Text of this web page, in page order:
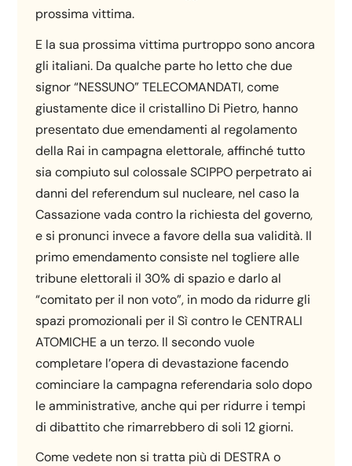
prossima vittima.
E la sua prossima vittima purtroppo sono ancora
gli italiani. Da qualche parte ho letto che due
signor “NESSUNO” TELECOMANDATI, come
giustamente dice il cristallino Di Pietro, hanno
presentato due emendamenti al regolamento
della Rai in campagna elettorale, affinché tutto
sia compiuto sul colossale SCIPPO perpetrato ai
danni del referendum sul nucleare, nel caso la
Cassazione vada contro la richiesta del governo,
e si pronunci invece a favore della sua validità. Il
primo emendamento consiste nel togliere alle
tribune elettorali il 30% di spazio e darlo al
“comitato per il non voto”, in modo da ridurre gli
spazi promozionali per il Sì contro le CENTRALI
ATOMICHE a un terzo. Il secondo vuole
completare l’opera di devastazione facendo
cominciare la campagna referendaria solo dopo
le amministrative, anche qui per ridurre i tempi
di dibattito che rimarrebbero di soli 12 giorni.
Come vedete non si tratta più di DESTRA o